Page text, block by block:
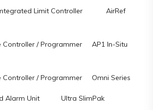
Integrated Limit Controller AirRef
Controller / Programmer AP1 In-Situ
Controller / Programmer Omni Series
Alarm Unit Ultra SlimPak